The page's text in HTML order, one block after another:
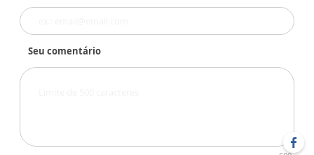
Seu comentário